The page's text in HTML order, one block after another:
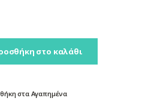
στο καλάθι
στα Αγαπημένα